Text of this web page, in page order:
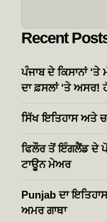
Recent
ਪੰਜਾਬ ਦੇ ਕਿਸਾਨਾਂ
ਦਾ ਫ਼ਸਲਾਂ ‘ਤੇ ਅਸਰ!
ਸਿੱਖ ਇਤਿਹਾਸ ਅਤੇ
ਫਿਲੌਰ ਤੋਂ ਇੰਗਲੈਂਡ ਦੇ
ਟਾਊਨ ਮੇਅਰ
Punjab ਦਾ
ਅਮਰ ਗਾਥਾ